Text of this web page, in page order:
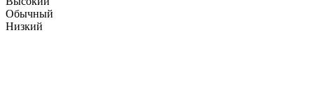
Обычный
Низкий